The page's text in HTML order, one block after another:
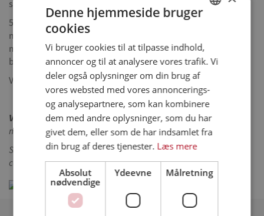
supermarkeder).
5. Knuste kartoffelchip med smag er også gode at panere
nuggets med. Prøv dig frem med din favoritsmag – Varianter
med sourcream and onion, salt og peber eller
bbq/tomatkrydring smager godt sammen med kylling.
Velbekomme!
Vidste du at:Det er nemt at lave sine egne nuggets, og så kan
man selv bestemme smag, farve og sprødhed.
Server dem med dip og grønsagsstænger eller til en lækker
ceasarsalad, med pasta, råmarineret grønsagssalat.
ENGLISH
SPANISH
GERMAN
Denne hjemmeside bruger
cookies
Vi bruger cookies til at tilpasse indhold,
annoncer og til at analysere vores trafik. Vi
deler også oplysninger om din brug af
vores websted med vores annoncerings-
og analysepartnere, som kan kombinere
dem med andre oplysninger, som du har
givet dem, eller som de har indsamlet fra
din brug af deres tjenester. Læs mere
Absolut
nødvendige
Ydeevne Målretning